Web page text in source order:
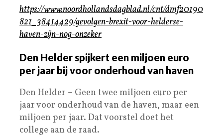
https://www.noordhollandsdagblad.nl/cnt/dmf20190
821_38414429/gevolgen-brexit-voor-helderse-
haven-zijn-nog-onzeker
Den Helder spijkert een miljoen euro
per jaar bij voor onderhoud van haven
Den Helder – Geen twee miljoen euro per
jaar voor onderhoud van de haven, maar een
miljoen per jaar. Dat voorstel doet het
college aan de raad.